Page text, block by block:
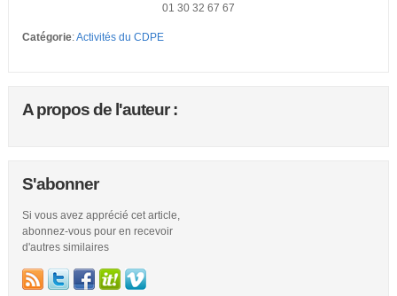
01 30 32 67 67
Catégorie:Activités du CDPE
A propos de l'auteur :
S'abonner
Si vous avez apprécié cet article,
abonnez-vous pour en recevoir
d'autres similaires